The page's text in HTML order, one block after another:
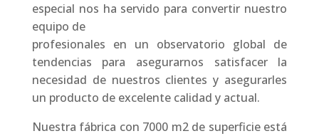
especial nos ha servido para convertir nuestro
equipo de
profesionales en un observatorio global de
tendencias para asegurarnos satisfacer la
necesidad de nuestros clientes y asegurarles
un producto de excelente calidad y actual.
Nuestra fábrica con 7000 m2 de superficie está